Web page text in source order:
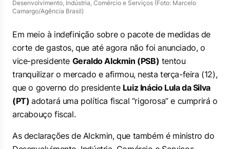
Desenvolvimento, Indústria, Comércio e Serviços (Foto: Marcelo
Camargo/Agência Brasil)
Em meio à indefinição sobre o pacote de medidas de
corte de gastos, que até agora não foi anunciado, o
vice-presidente Geraldo Alckmin (PSB) tentou
tranquilizar o mercado e afirmou, nesta terça-feira (12),
que o governo do presidente Luiz Inácio Lula da Silva
(PT) adotará uma política fiscal “rigorosa” e cumprirá o
arcabouço fiscal.
As declarações de Alckmin, que também é ministro do